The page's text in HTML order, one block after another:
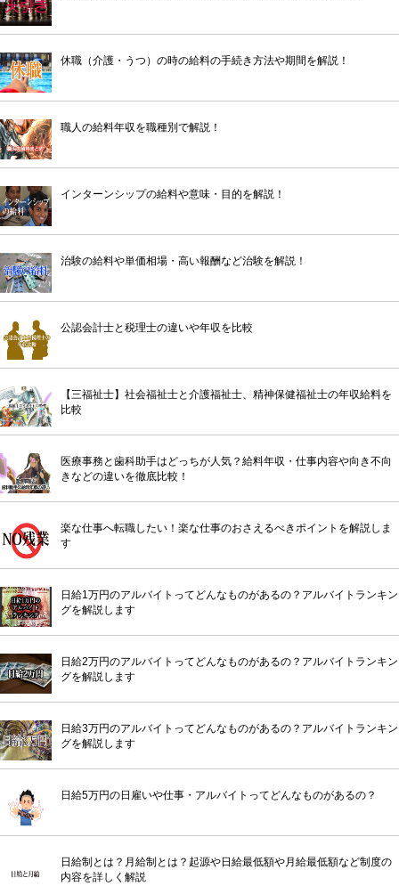
休職（介護・うつ）の時の給料の手続き方法や期間を解説！
職人の給料年収を職種別で解説！
インターンシップの給料や意味・目的を解説！
治験の給料や単価相場・高い報酬など治験を解説！
公認会計士と税理士の違いや年収を比較
【三福祉士】社会福祉士と介護福祉士、精神保健福祉士の年収給料を
比較
医療事務と歯科助手はどっちが人気？給料年収・仕事内容や向き不向
きなどの違いを徹底比較！
楽な仕事へ転職したい！楽な仕事のおさえるべきポイントを解説しま
す
日給1万円のアルバイトってどんなものがあるの？アルバイトランキン
グを解説します
日給2万円のアルバイトってどんなものがあるの？アルバイトランキン
グを解説します
日給3万円のアルバイトってどんなものがあるの？アルバイトランキン
グを解説します
日給5万円の日雇いや仕事・アルバイトってどんなものがあるの？
日給制とは？月給制とは？起源や日給最低額や月給最低額など制度の
内容を詳しく解説